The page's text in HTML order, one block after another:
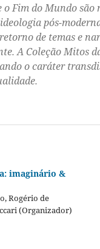
Fim do Mundo
pós-
de temas e
A Coleção Mitos
o caráter
imaginário &
Rogério de
(Organizador)